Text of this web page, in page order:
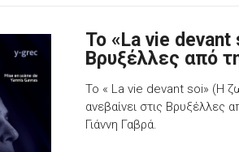
To «La vie devant
Βρυξέλλες από
To « La vie devant soi» (Η
ανεβαίνει στις Βρυξέλλες
Γιάννη Γαβρά.